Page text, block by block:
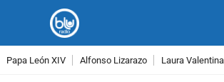
Papa León XIV Alfonso Lizarazo Laura